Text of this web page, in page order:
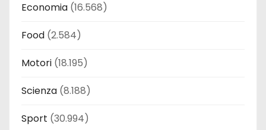
Economia (16.568)
Food (2.584)
Motori (18.195)
Scienza (8.188)
Sport (30.994)